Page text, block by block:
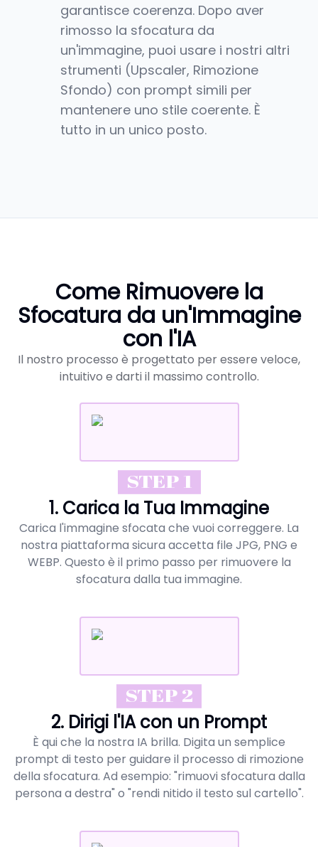
garantisce coerenza. Dopo aver
rimosso la sfocatura da
un'immagine, puoi usare i nostri altri
strumenti (Upscaler, Rimozione
Sfondo) con prompt simili per
mantenere uno stile coerente. È
tutto in un unico posto.
Come Rimuovere la
Sfocatura da un'Immagine
con l'IA
Il nostro processo è progettato per essere veloce,
intuitivo e darti il massimo controllo.
STEP 1
1. Carica la Tua Immagine
Carica l'immagine sfocata che vuoi correggere. La
nostra piattaforma sicura accetta file JPG, PNG e
WEBP. Questo è il primo passo per rimuovere la
sfocatura dalla tua immagine.
STEP 2
2. Dirigi l'IA con un Prompt
È qui che la nostra IA brilla. Digita un semplice
prompt di testo per guidare il processo di rimozione
della sfocatura. Ad esempio: "rimuovi sfocatura dalla
persona a destra" o "rendi nitido il testo sul cartello".